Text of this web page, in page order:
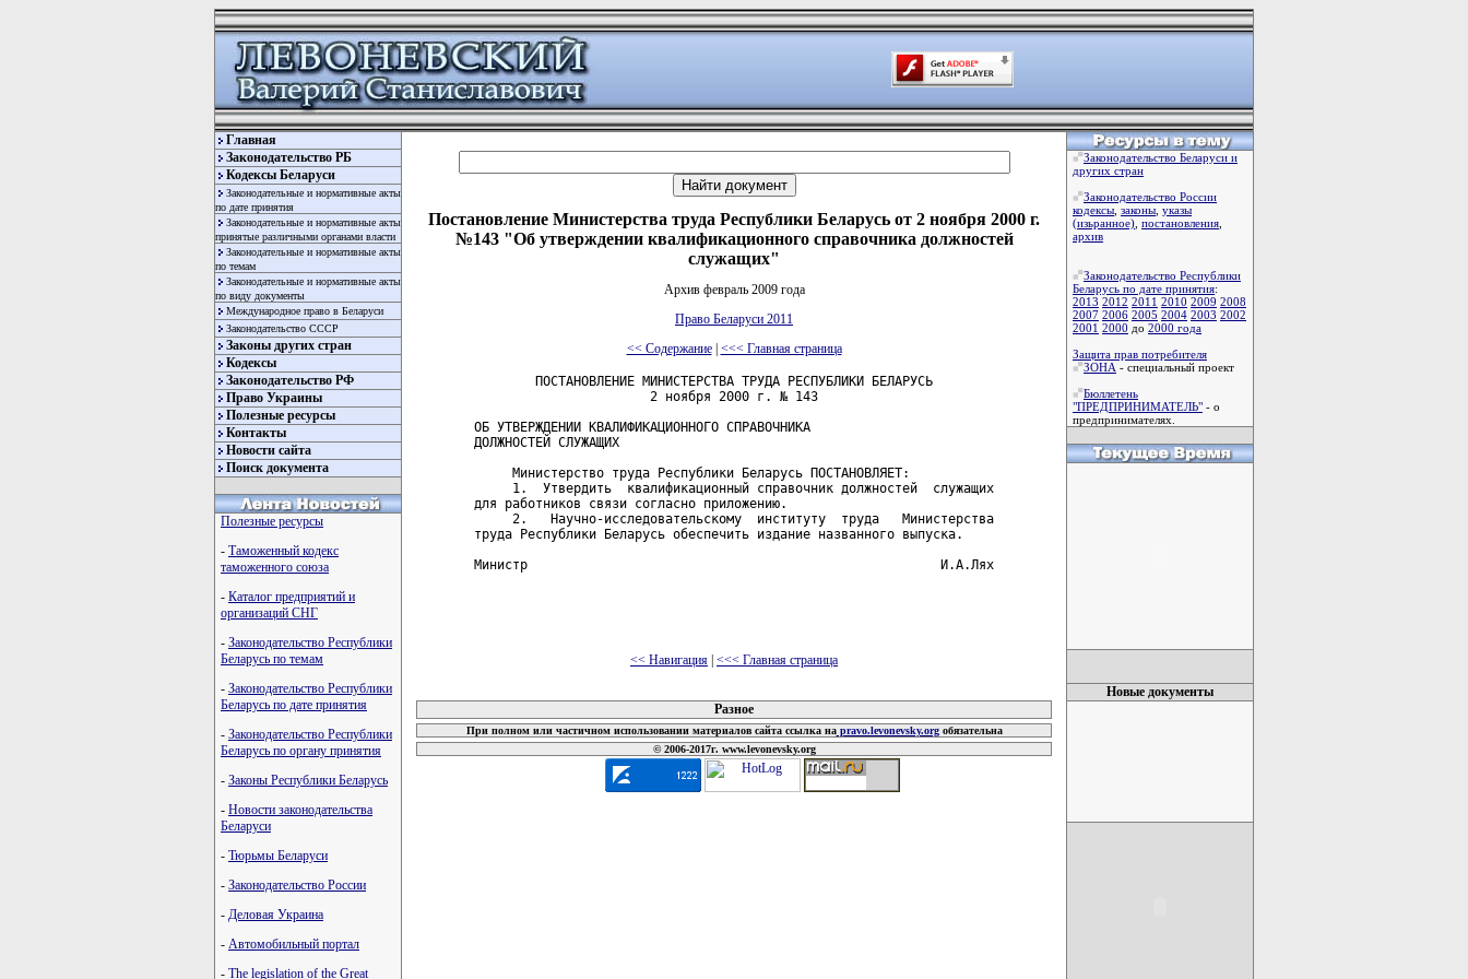
Главная
Законодательство РБ
Кодексы Беларуси
Законодательные и нормативные акты
по дате принятия
Законодательные и нормативные акты
принятые различными органами власти
Законодательные и нормативные акты
по темам
Законодательные и нормативные акты
по виду документы
Международное право в Беларуси
Законодательство СССР
Законы других стран
Кодексы
Законодательство РФ
Право Украины
Полезные ресурсы
Контакты
Новости сайта
Поиск документа
Полезные ресурсы
- Таможенный кодекс
таможенного союза
- Каталог предприятий и
организаций СНГ
- Законодательство Республики
Беларусь по темам
- Законодательство Республики
Беларусь по дате принятия
- Законодательство Республики
Беларусь по органу принятия
- Законы Республики Беларусь
- Новости законодательства
Беларуси
- Тюрьмы Беларуси
- Законодательство России
- Деловая Украина
- Автомобильный портал
- The legislation of the Great
Постановление Министерства труда Республики Беларусь от 2 ноября 2000 г.
№143 "Об утверждении квалификационного справочника должностей
служащих"
Архив февраль 2009 года
Право Беларуси 2011
<< Содержание| <<< Главная страница
        ПОСТАНОВЛЕНИЕ МИНИСТЕРСТВА ТРУДА РЕСПУБЛИКИ БЕЛАРУСЬ
                       2 ноября 2000 г. № 143
ОБ УТВЕРЖДЕНИИ КВАЛИФИКАЦИОННОГО СПРАВОЧНИКА
ДОЛЖНОСТЕЙ СЛУЖАЩИХ
     Министерство труда Республики Беларусь ПОСТАНОВЛЯЕТ:
     1.  Утвердить  квалификационный справочник должностей  служащих
для работников связи согласно приложению.
     2.   Научно-исследовательскому  институту  труда   Министерства
труда Республики Беларусь обеспечить издание названного выпуска.
Министр                                                      И.А.Лях
<< Навигация <<< Главная страница
Разное
При полном или частичном использовании материалов сайта ссылка наpravo.levonevsky.orgобязательна
© 2006-2017г. www.levonevsky.org
Законодательство Беларуси и
других стран
Законодательство России
кодексы законы указы
(изьранное) постановления
архив
Законодательство Республики
Беларусь по дате принятия:
2013 2012 2011 2010 2009 2008
2007 2006 2005 2004 2003 2002
2001 2000 до 2000 года
Защита прав потребителя
ЗОНА - специальный проект
Бюллетень
"ПРЕДПРИНИМАТЕЛЬ" - о
предпринимателях.
Новые документы